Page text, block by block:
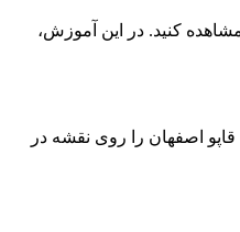
کنید. در این آموزش،
اصفهان را روی نقشه در